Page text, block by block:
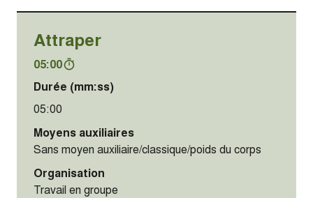
Attraper
05:00
Durée (mm:ss)
05:00
Moyens auxiliaires
Sans moyen auxiliaire/classique/poids du corps
Organisation
Travail en groupe